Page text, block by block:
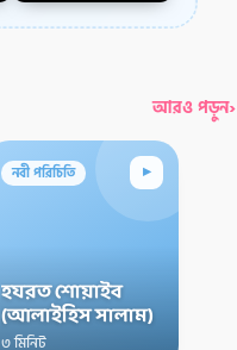
আরও পড়ুন›
নবী পরিচিতি ▸
হযরত শোয়াইব
(আলাইহিস সালাম)
৩ মিনিট